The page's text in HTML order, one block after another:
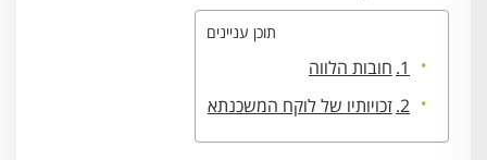
תוכן עניינים
חובות הלווה
זכויותיו של לוקח המשכנתא